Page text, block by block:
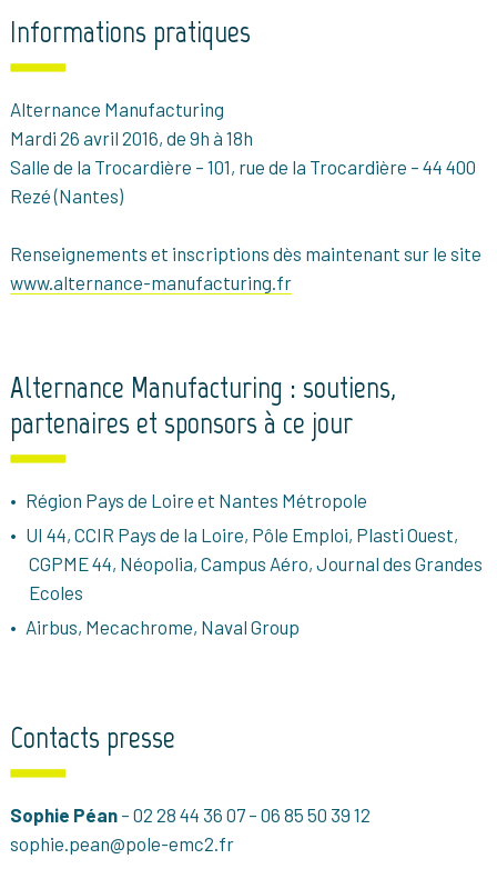
Informations pratiques
Alternance Manufacturing
Mardi 26 avril 2016, de 9h à 18h
Salle de la Trocardière – 101, rue de la Trocardière – 44 400
Rezé (Nantes)
Renseignements et inscriptions dès maintenant sur le site
www.alternance-manufacturing.fr
Alternance Manufacturing : soutiens,
partenaires et sponsors à ce jour
Région Pays de Loire et Nantes Métropole
UI 44, CCIR Pays de la Loire, Pôle Emploi, Plasti Ouest,
CGPME 44, Néopolia, Campus Aéro, Journal des Grandes
Ecoles
Airbus, Mecachrome, Naval Group
Contacts presse
Sophie Péan– 02 28 44 36 07 – 06 85 50 39 12
sophie.pean@pole-emc2.fr